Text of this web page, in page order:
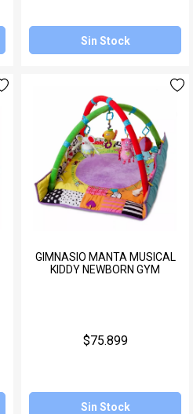
Sin Stock
GIMNASIO MANTA MUSICAL
KIDDY NEWBORN GYM
$75.899
Sin Stock